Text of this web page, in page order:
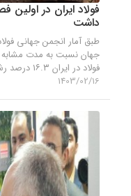
داشت
فولاد در ایران ۱۶.۳ درصد رشد کرده است.
1403/02/16